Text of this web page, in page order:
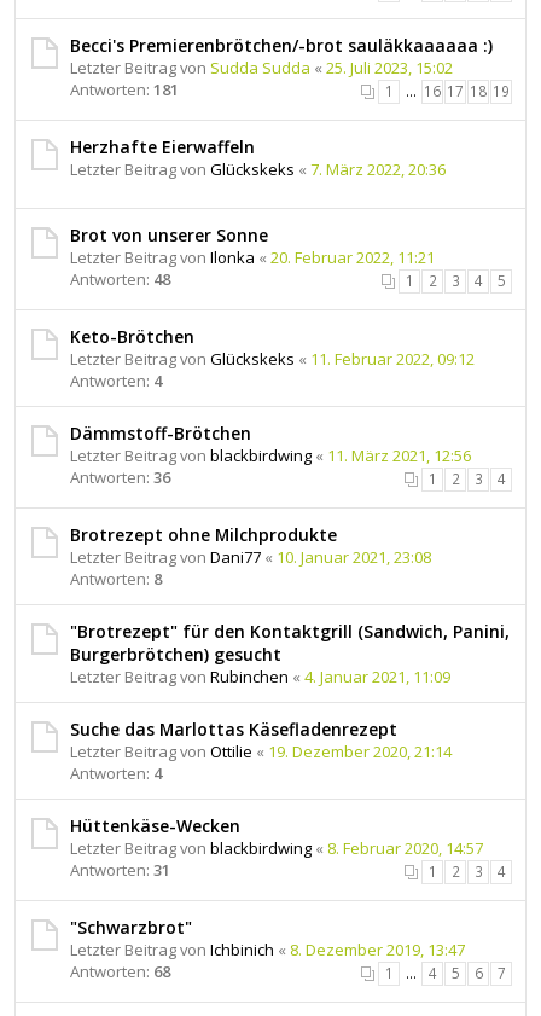
Becci's Premierenbrötchen/-brot sauläkkaaaaaa :)
Letzter Beitrag von Sudda Sudda « 25. Juli 2023, 15:02
Antworten: 181 1 … 16 17 18 19
Herzhafte Eierwaffeln
Letzter Beitrag von Glückskeks « 7. März 2022, 20:36
Brot von unserer Sonne
Letzter Beitrag von Ilonka « 20. Februar 2022, 11:21
Antworten: 48 1 2 3 4 5
Keto-Brötchen
Letzter Beitrag von Glückskeks « 11. Februar 2022, 09:12
Antworten: 4
Dämmstoff-Brötchen
Letzter Beitrag von blackbirdwing « 11. März 2021, 12:56
Antworten: 36 1 2 3 4
Brotrezept ohne Milchprodukte
Letzter Beitrag von Dani77 « 10. Januar 2021, 23:08
Antworten: 8
"Brotrezept" für den Kontaktgrill (Sandwich, Panini,
Burgerbrötchen) gesucht
Letzter Beitrag von Rubinchen « 4. Januar 2021, 11:09
Suche das Marlottas Käsefladenrezept
Letzter Beitrag von Ottilie « 19. Dezember 2020, 21:14
Antworten: 4
Hüttenkäse-Wecken
Letzter Beitrag von blackbirdwing « 8. Februar 2020, 14:57
Antworten: 31 1 2 3 4
"Schwarzbrot"
Letzter Beitrag von Ichbinich « 8. Dezember 2019, 13:47
Antworten: 68 1 … 4 5 6 7